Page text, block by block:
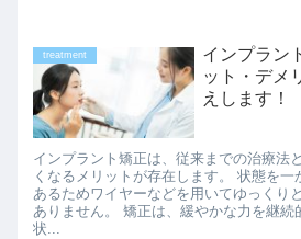
treatment
インプラン
ット・デメ
えします！
インプラント矯正は、従来までの治療法
くなるメリットが存在します。 状態を
あるためワイヤーなどを用いてゆっくり
ありません。 矯正は、緩やかな力を継続
状...